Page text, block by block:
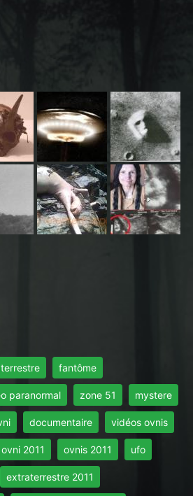
fantôme
paranormal zone 51 mystere
documentaire vidéos ovnis
ovni 2011 ovnis 2011 ufo
extraterrestre 2011